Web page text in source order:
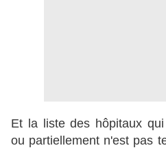
Et la liste des hôpitaux
ou partiellement n'est pas